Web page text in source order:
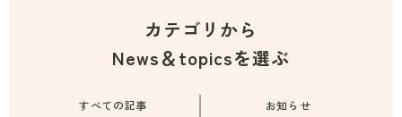
カテゴリから
News＆topicsを選ぶ
すべての記事
お知らせ